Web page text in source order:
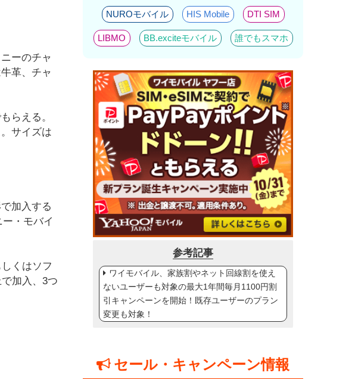
ーのチャ
革、チャ
らえる。
サイズは
加入する
・モバイ
くはソフ
加入、3つ
NUROモバイル HIS Mobile DTI SIM
LIBMO BB.exciteモバイル 誰でもスマホ
参考記事
ワイモバイル、家族割やネット回線割を使え
ないユーザーも対象の最大1年間毎月1100円割
引キャンペーンを開始！既存ユーザーのプラン
変更も対象！
セール・キャンペーン情報